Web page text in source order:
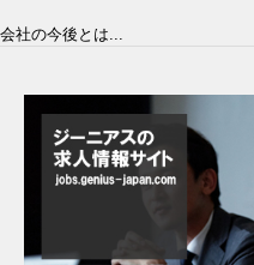
会社の今後とは...